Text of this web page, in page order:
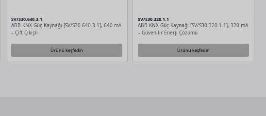
SV/S30.640.3.1
ABB KNX Güç Kaynağı [SV/S30.640.3.1], 640 mA
– Çift Çıkışlı
Ürünü keşfedin
SV/S30.320.1.1
ABB KNX Güç Kaynağı [SV/S30.320.1.1], 320 mA
– Güvenilir Enerji Çözümü
Ürünü keşfedin